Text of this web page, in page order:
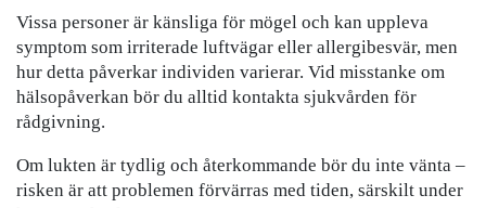
Vissa personer är känsliga för mögel och kan uppleva
symptom som irriterade luftvägar eller allergibesvär, men
hur detta påverkar individen varierar. Vid misstanke om
hälsopåverkan bör du alltid kontakta sjukvården för
rådgivning.
Om lukten är tydlig och återkommande bör du inte vänta –
risken är att problemen förvärras med tiden, särskilt under